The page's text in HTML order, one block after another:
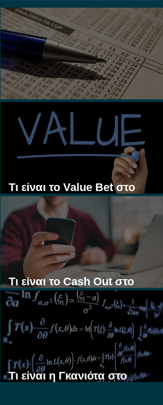
Τι είναι τα Ασιατικά Χάντικαπ;
Τι είναι το Value Bet στο
Στοίχημα;
Τι είναι το Cash Out στο
Στοίχημα;
Τι είναι η Γκανιότα στο